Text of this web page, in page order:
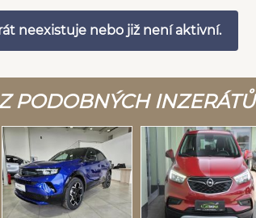
neexistuje nebo již není aktivní.
PODOBNÝCH INZERÁTŮ